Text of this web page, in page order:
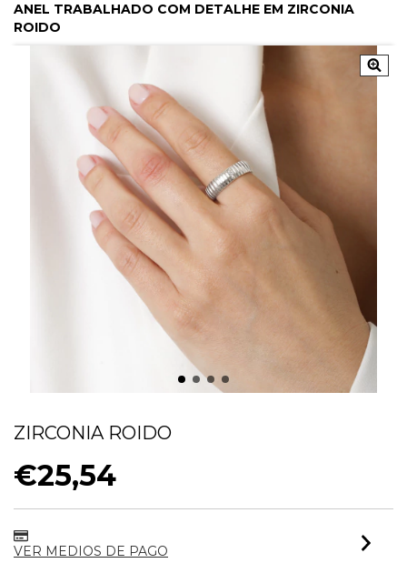
ANEL TRABALHADO COM DETALHE EM ZIRCONIA
ROIDO
ZIRCONIA ROIDO
€25,54
VER MEDIOS DE PAGO